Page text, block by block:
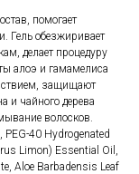
помогает
Гель обезжиривает
делает процедуру
алоэ и гамамелиса
защищают
и чайного дерева
волосков.
40 Hydrogenated
Limon) Essential Oil,
Aloe Barbadensis Leaf